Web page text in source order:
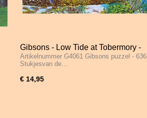
Gibsons - Low Tide at Tobermory -
636 Stukjes
Artikelnummer G4061 Gibsons puzzel - 636
Stukjesvan de…
€ 14,95